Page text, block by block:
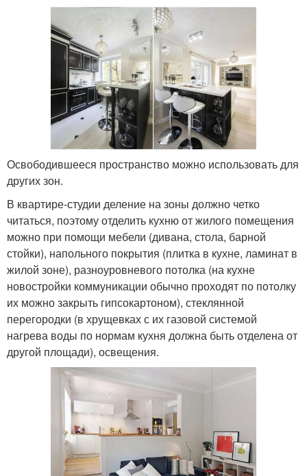
Освободившееся пространство можно использовать для
других зон.
В квартире-студии деление на зоны должно четко
читаться, поэтому отделить кухню от жилого помещения
можно при помощи мебели (дивана, стола, барной
стойки), напольного покрытия (плитка в кухне, ламинат в
жилой зоне), разноуровневого потолка (на кухне
новостройки коммуникации обычно проходят по потолку
их можно закрыть гипсокартоном), стеклянной
перегородки (в хрущевках с их газовой системой
нагрева воды по нормам кухня должна быть отделена от
другой площади), освещения.